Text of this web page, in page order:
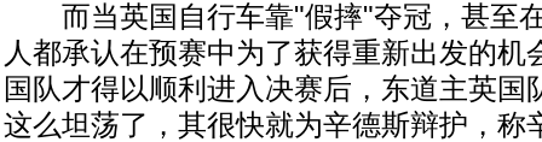
而当英国自行车靠"假摔"夺冠，甚至
人都承认在预赛中为了获得重新出发的机
国队才得以顺利进入决赛后，东道主英国
这么坦荡了，其很快就为辛德斯辩护，称